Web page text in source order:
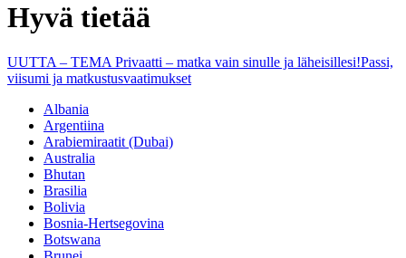
Hyvä tietää
UUTTA – TEMA Privaatti – matka vain sinulle ja läheisillesi!Passi,
viisumi ja matkustusvaatimukset
Albania
Argentiina
Arabiemiraatit (Dubai)
Australia
Bhutan
Brasilia
Bolivia
Bosnia-Hertsegovina
Botswana